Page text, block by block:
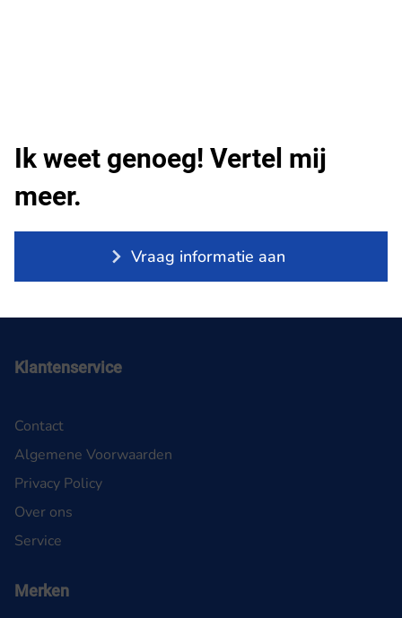
Ik weet genoeg! Vertel mij
meer.
Vraag informatie aan
Klantenservice
Contact
Algemene Voorwaarden
Privacy Policy
Over ons
Service
Merken